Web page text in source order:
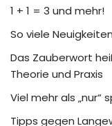
1 + 1 = 3 und mehr!
So viele
Das Zauberwort
Theorie und Praxis
Viel mehr als „nur“
Tipps gegen